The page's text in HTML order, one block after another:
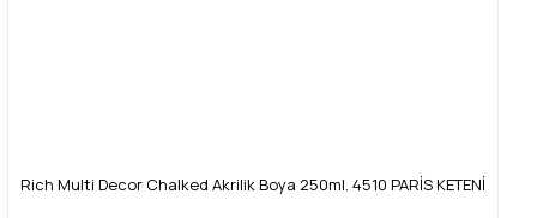
Rich Multi Decor Chalked Akrilik Boya 250ml. 4510 PARİS KETENİ